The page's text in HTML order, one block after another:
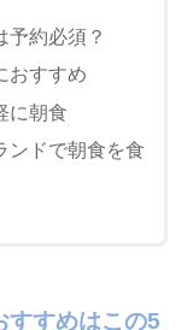
予約必須？
おすすめ
に朝食
ンドで朝食を食
すすめはこの5